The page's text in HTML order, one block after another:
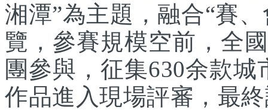
湘潭”為主題，融合“賽
覽，參賽規模空前，全
團參與，征集630余款
作品進入現場評審，最